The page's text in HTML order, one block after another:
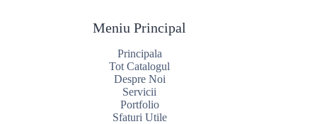
Meniu Principal
Principala
Tot Catalogul
Despre Noi
Servicii
Portfolio
Sfaturi Utile